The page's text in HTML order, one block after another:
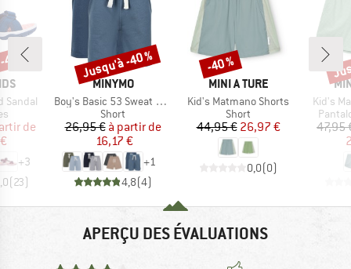
Sandal
réduit
de
+3
(23)
%
MARQUE
MINYMO
Article
Boy's Basic 53 Sweat Short (2-Pack)
Product group
Short
Prix
26,95 € Prix réduit
à partir de
16,17 €
+1
4,8(4)
Remise
Jusqu'à -40 %
MARQUE
MINI A TURE
Article
Kid's Matmano Shorts
Product group
Short
Prix
44,95 €Prix réduit
26,97 €
0,0(0)
Remise
-40 %
Article
Kid's
47,95
APERÇU DES ÉVALUATIONS